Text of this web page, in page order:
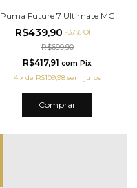
Puma Future 7 Ultimate MG
R$439,90 -37% OFF
R$699,90
R$417,91com Pix
4 xde R$109,98 sem juros
Comprar